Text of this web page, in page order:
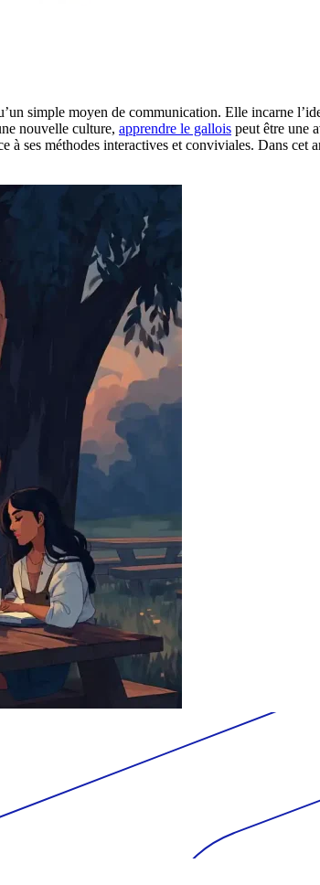
simple moyen de communication. Elle incarne
nouvelle culture, apprendre le gallois peut être une
à ses méthodes interactives et conviviales. Dans